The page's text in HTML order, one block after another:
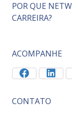
POR QUE
CARREIRA?
ACOMPANHE
CONTATO